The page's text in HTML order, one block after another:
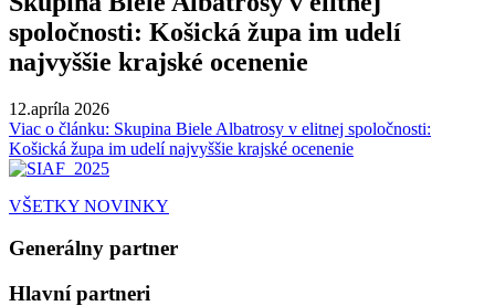
spoločnosti: Košická župa im udelí
najvyššie krajské ocenenie
12.apríla 2026
Viac o článku: Skupina Biele Albatrosy v elitnej spoločnosti:
Košická župa im udelí najvyššie krajské ocenenie
VŠETKY NOVINKY
Generálny partner
Hlavní partneri